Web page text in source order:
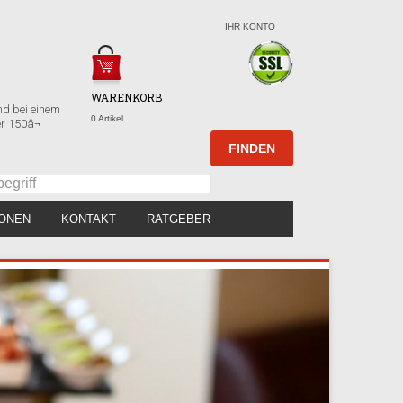
IHR KONTO
WARENKORB
0 Artikel
bei einem
150â¬
KONTAKT RATGEBER